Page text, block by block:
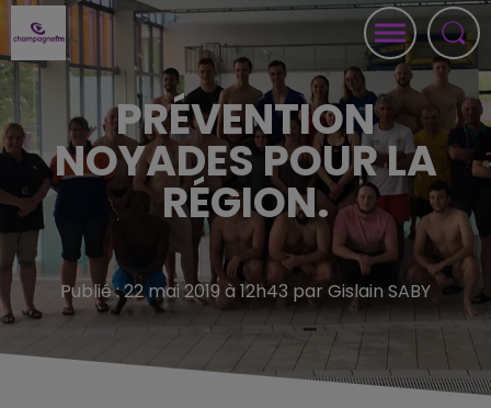
PRÉVENTION
NOYADES POUR LA
RÉGION.
Publié : 22 mai 2019 à 12h43 par Gislain SABY